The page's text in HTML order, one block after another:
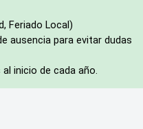
Feriado Local)
ausencia para evitar dudas
inicio de cada año.